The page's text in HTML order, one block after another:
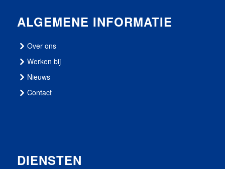
ALGEMENE INFORMATIE
Over ons
Werken bij
Nieuws
Contact
DIENSTEN